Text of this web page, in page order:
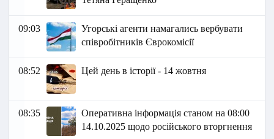
09:03
Угорські агенти намагались вербувати
співробітників Єврокомісії
08:52 Цей день в історії - 14 жовтня
08:35
Оперативна інформація станом на 08:00
14.10.2025 щодо російського вторгнення